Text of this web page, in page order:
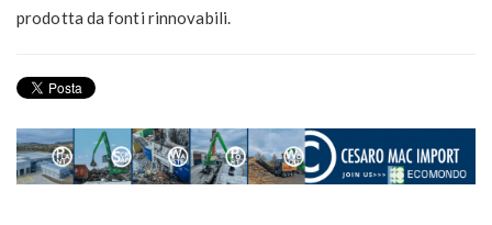
prodotta da fonti rinnovabili.